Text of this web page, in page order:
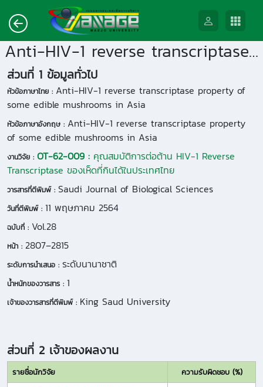
Anti-HIV-1 reverse transcriptase property of some edible mushrooms in Asia
ส่วนที่ 1 ข้อมูลทั่วไป
หัวข้อภาษาไทย : Anti-HIV-1 reverse transcriptase property of
some edible mushrooms in Asia
หัวข้อภาษาอังกฤษ : Anti-HIV-1 reverse transcriptase property
of some edible mushrooms in Asia
งานวิจัย : OT-62-009 : คุณสมบัติการต่อต้าน HIV-1 Reverse
Transcriptase ของเห็ดที่กินได้ในประเทศไทย
วารสารที่ตีพิมพ์ : Saudi Journal of Biological Sciences
วันที่ตีพิมพ์ : 11 พฤษภาคม 2564
ฉบับที่ : Vol.28
หน้า : 2807–2815
ระดับการนำเสนอ : ระดับนานาชาติ
น้ำหนักของวารสาร : 1
เจ้าของวารสารที่ตีพิมพ์ : King Saud University
ส่วนที่ 2 เจ้าของผลงาน
รายชื่อนักวิจัย ความรับผิดชอบ (%)